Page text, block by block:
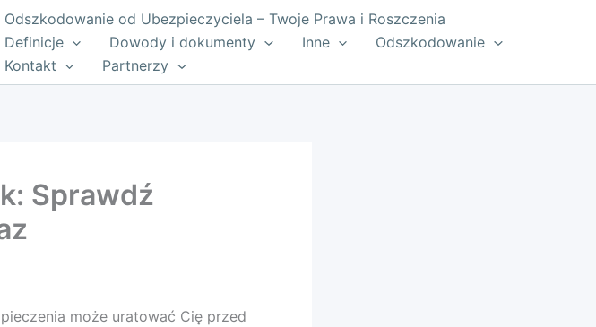
Odszkodowanie od Ubezpieczyciela – Twoje Prawa i Roszczenia
Definicje
Dowody i dokumenty Inne
Odszkodowanie
Kontakt
Partnerzy
Sprawdź
może uratować Cię przed